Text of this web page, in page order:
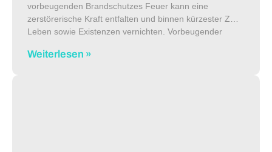
vorbeugenden Brandschutzes Feuer kann eine
zerstörerische Kraft entfalten und binnen kürzester Zeit
Leben sowie Existenzen vernichten. Vorbeugender
effektiv zu bekämpfen. Brandschutzmaßnahmen im
Weiterlesen »